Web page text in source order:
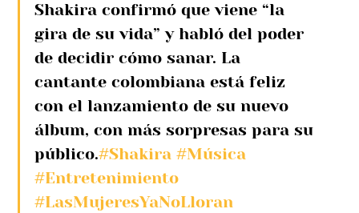
Shakira confirmó que viene “la
gira de su vida” y habló del poder
de decidir cómo sanar. La
cantante colombiana está feliz
con el lanzamiento de su nuevo
álbum, con más sorpresas para su
público.#Shakira #Música
#Entretenimiento
#LasMujeresYaNoLloran